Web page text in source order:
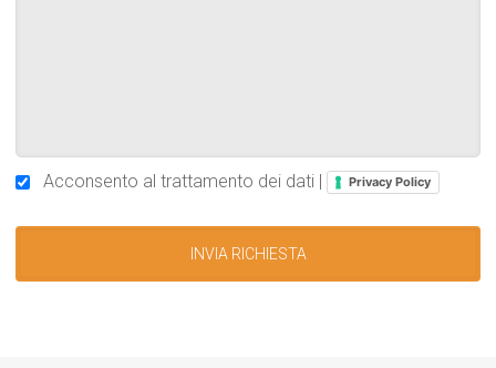
Acconsento al trattamento dei dati | Privacy Policy